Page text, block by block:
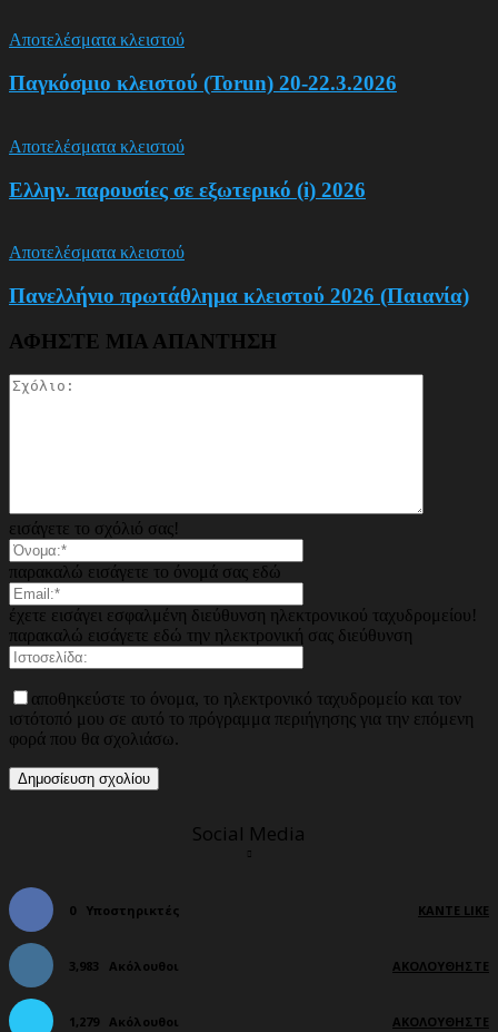
Αποτελέσματα κλειστού
Παγκόσμιο κλειστού (Torun) 20-22.3.2026
Αποτελέσματα κλειστού
Ελλην. παρουσίες σε εξωτερικό (i) 2026
Αποτελέσματα κλειστού
Πανελλήνιο πρωτάθλημα κλειστού 2026 (Παιανία)
ΑΦΗΣΤΕ ΜΙΑ ΑΠΑΝΤΗΣΗ
εισάγετε το σχόλιό σας!
παρακαλώ εισάγετε το όνομά σας εδώ
έχετε εισάγει εσφαλμένη διεύθυνση ηλεκτρονικού ταχυδρομείου!
παρακαλώ εισάγετε εδώ την ηλεκτρονική σας διεύθυνση
αποθηκεύστε το όνομα, το ηλεκτρονικό ταχυδρομείο και τον
ιστότοπό μου σε αυτό το πρόγραμμα περιήγησης για την επόμενη
φορά που θα σχολιάσω.
Social Media
0 Υποστηρικτές ΚΆΝΤΕ LIKE
3,983 Ακόλουθοι ΑΚΟΛΟΥΘΉΣΤΕ
1,279 Ακόλουθοι ΑΚΟΛΟΥΘΉΣΤΕ